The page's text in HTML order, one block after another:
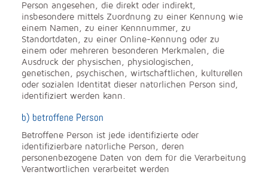
Person angesehen, die direkt oder indirekt,
insbesondere mittels Zuordnung zu einer Kennung wie
einem Namen, zu einer Kennnummer, zu
Standortdaten, zu einer Online-Kennung oder zu
einem oder mehreren besonderen Merkmalen, die
Ausdruck der physischen, physiologischen,
genetischen, psychischen, wirtschaftlichen, kulturellen
oder sozialen Identität dieser natürlichen Person sind,
identifiziert werden kann.
b) betroffene Person
Betroffene Person ist jede identifizierte oder
identifizierbare natürliche Person, deren
personenbezogene Daten von dem für die Verarbeitung
Verantwortlichen verarbeitet werden